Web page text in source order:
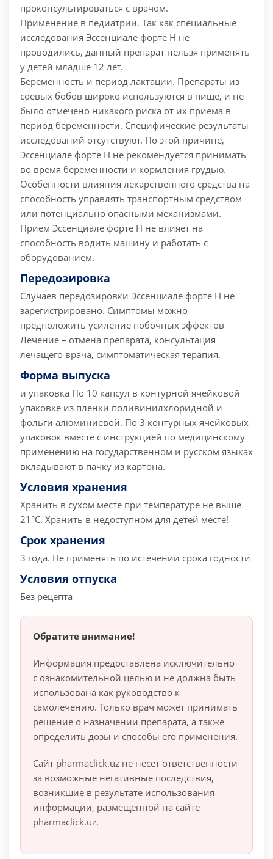
проконсультироваться с врачом.
Применение в педиатрии. Так как специальные
исследования Эссенциале форте Н не
проводились, данный препарат нельзя применять
у детей младше 12 лет.
Беременность и период лактации. Препараты из
соевых бобов широко используются в пище, и не
было отмечено никакого риска от их приема в
период беременности. Специфические результаты
исследований отсутствуют. По этой причине,
Эссенциале форте Н не рекомендуется принимать
во время беременности и кормления грудью.
Особенности влияния лекарственного средства на
способность управлять транспортным средством
или потенциально опасными механизмами.
Прием Эссенциале форте Н не влияет на
способность водить машину и работать с
оборудованием.
Передозировка
Случаев передозировки Эссенциале форте Н не
зарегистрировано. Симптомы можно
предположить усиление побочных эффектов
Лечение – отмена препарата, консультация
лечащего врача, симптоматическая терапия.
Форма выпуска
и упаковка По 10 капсул в контурной ячейковой
упаковке из пленки поливинилхлоридной и
фольги алюминиевой. По 3 контурных ячейковых
упаковок вместе с инструкцией по медицинскому
применению на государственном и русском языках
вкладывают в пачку из картона.
Условия хранения
Хранить в сухом месте при температуре не выше
21°C. Хранить в недоступном для детей месте!
Срок хранения
3 года. Не применять по истечении срока годности
Условия отпуска
Без рецепта
Обратите внимание!
Информация предоставлена исключительно
с ознакомительной целью и не должна быть
использована как руководство к
самолечению. Только врач может принимать
решение о назначении препарата, а также
определить дозы и способы его применения.
Сайт pharmaclick.uz не несет ответственности
за возможные негативные последствия,
возникшие в результате использования
информации, размещенной на сайте
pharmaclick.uz.